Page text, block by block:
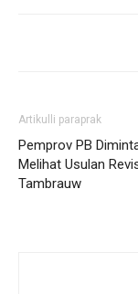
Artikulli paraprak
Pemprov PB
Melihat Usulan
Tambrauw